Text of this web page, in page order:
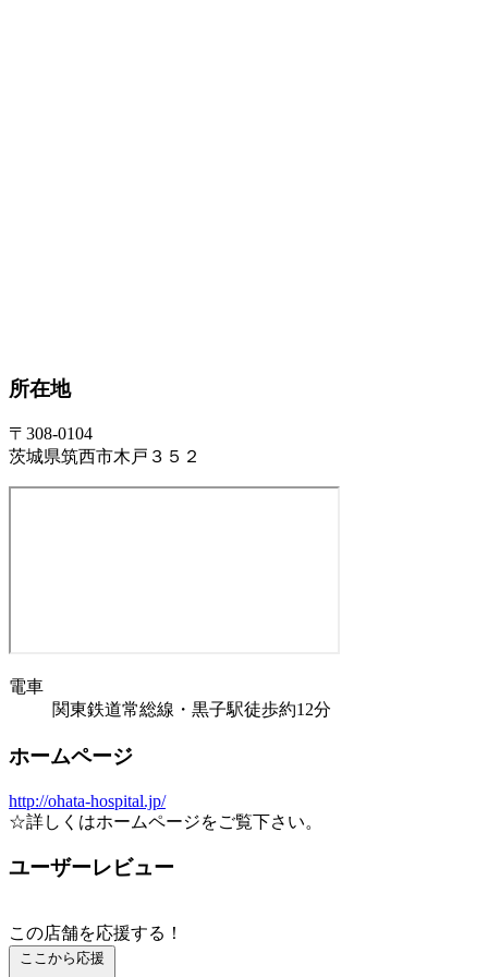
所在地
〒308-0104
茨城県筑西市木戸３５２
電車
関東鉄道常総線・黒子駅徒歩約12分
ホームページ
http://ohata-hospital.jp/
☆詳しくはホームページをご覧下さい。
ユーザーレビュー
この店舗を応援する！
ここから応援